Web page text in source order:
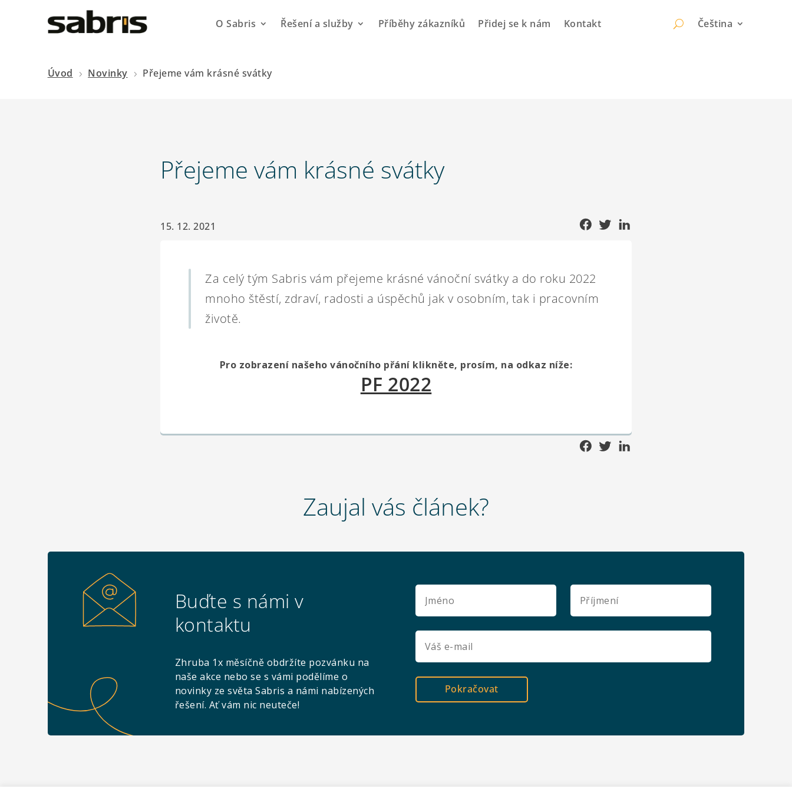
O Sabris Řešení a služby Příběhy zákazníků Přidej se k nám Kontakt Čeština
Úvod 5 Novinky 5 Přejeme vám krásné svátky
Přejeme vám krásné svátky
15. 12. 2021
Za celý tým Sabris vám přejeme krásné vánoční svátky a do roku 2022
mnoho štěstí, zdraví, radosti a úspěchů jak v osobním, tak i pracovním
životě.
Pro zobrazení našeho vánočního přání klikněte, prosím, na odkaz níže:
PF 2022
Zaujal vás článek?
Buďte s námi v
kontaktu
Zhruba 1x měsíčně obdržíte pozvánku na
naše akce nebo se s vámi podělíme o
novinky ze světa Sabris a námi nabízených
řešení. Ať vám nic neuteče!
Pokračovat